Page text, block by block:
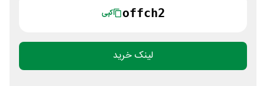
offch2 کپی
لینک خرید